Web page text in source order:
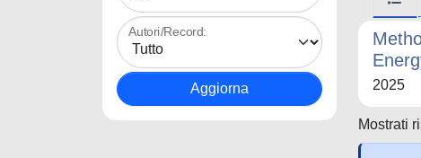
Autori/Record:
2025
Mostrati